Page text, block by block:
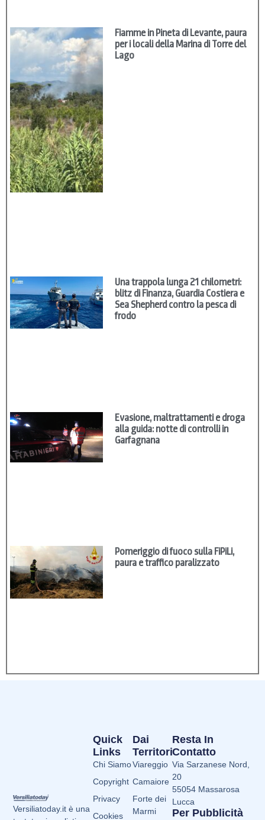
Fiamme in Pineta di Levante, paura
per i locali della Marina di Torre del
Lago
Una trappola lunga 21 chilometri:
blitz di Finanza, Guardia Costiera e
Sea Shepherd contro la pesca di
frodo
Evasione, maltrattamenti e droga
alla guida: notte di controlli in
Garfagnana
Pomeriggio di fuoco sulla FiPiLi,
paura e traffico paralizzato
Versiliatoday.it è una
Dai
Territori
Viareggio
Camaiore
Forte dei
Marmi
Quick
Links
Chi Siamo
Copyright
Privacy
Cookies
Resta In
Contatto
Via Sarzanese Nord,
20
55054 Massarosa
Lucca
Per Pubblicità